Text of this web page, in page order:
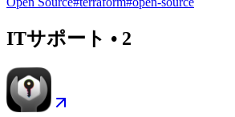
ITサポート • 2